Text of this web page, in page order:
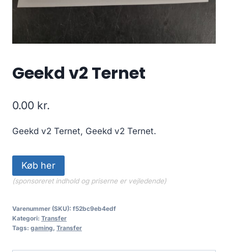
Geekd v2 Ternet
0.00 kr.
Geekd v2 Ternet, Geekd v2 Ternet.
Køb her
(sponsoreret indhold og priserne er vejledende)
Varenummer (SKU): f52bc9eb4edf
Kategori: Transfer
Tags: gaming, Transfer